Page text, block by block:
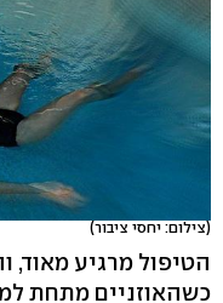
(צילום: יחסי ציבור)
הטיפול מרגיע
כשהאוזניים מתחת